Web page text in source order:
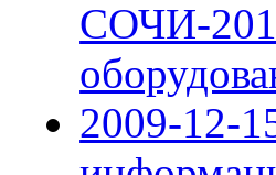
СОЧИ-
2009-12-